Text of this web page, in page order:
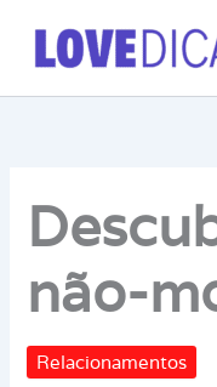
para
não-
Relacionamentos